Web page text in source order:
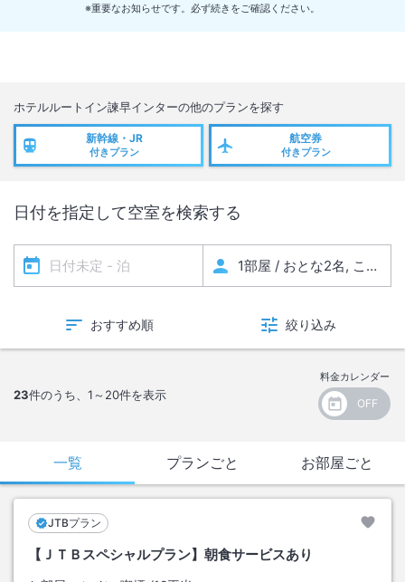
※重要なお知らせです。必ず続きをご確認ください。
ホテルルートイン諫早インターの他のプランを探す
新幹線・JR
付きプラン
航空券
付きプラン
日付を指定して空室を検索する
おすすめ順 絞り込み
23件のうち、 1～20件を表示
料金カレンダー
一覧 プランごと お部屋ごと
JTBプラン
【ＪＴＢスペシャルプラン】朝食サービスあり